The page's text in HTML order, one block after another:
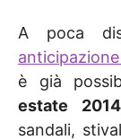
A poca
è già
estate
sandali,